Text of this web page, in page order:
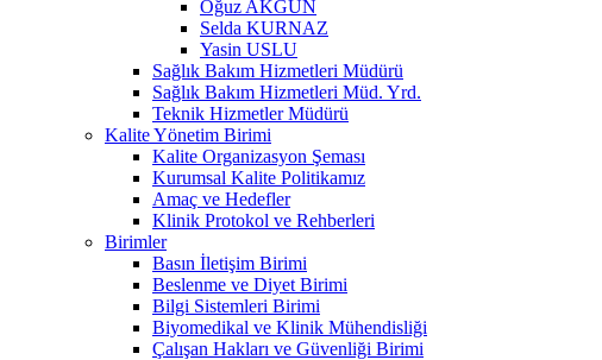
Oğuz AKGÜN
Selda KURNAZ
Yasin USLU
Sağlık Bakım Hizmetleri Müdürü
Sağlık Bakım Hizmetleri Müd. Yrd.
Teknik Hizmetler Müdürü
Kalite Yönetim Birimi
Kalite Organizasyon Şeması
Kurumsal Kalite Politikamız
Amaç ve Hedefler
Klinik Protokol ve Rehberleri
Birimler
Basın İletişim Birimi
Beslenme ve Diyet Birimi
Bilgi Sistemleri Birimi
Biyomedikal ve Klinik Mühendisliği
Çalışan Hakları ve Güvenliği Birimi